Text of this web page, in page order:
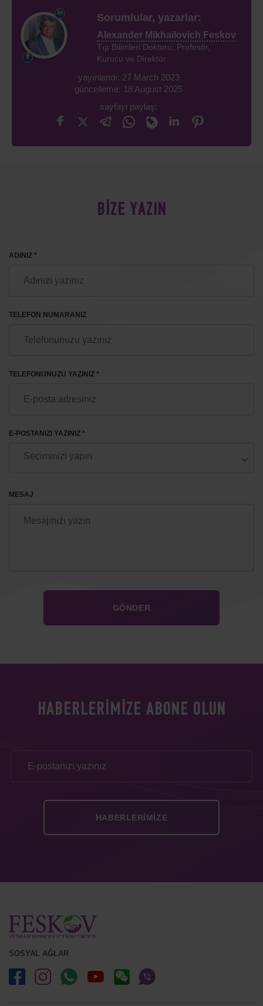
Sorumlular, yazarlar:
Alexander Mikhailovich Feskov
Tıp Bilimleri Doktoru, Profesör,
Kurucu ve Direktör
yayınlandı: 27 March 2023
güncelleme: 18 August 2025
sayfayi paylaş:
BİZE YAZIN
ADINIZ *
TELEFON NUMARANIZ
TELEFONUNUZU YAZINIZ *
E-POSTANIZI YAZINIZ *
MESAJ
HABERLERIMIZE ABONE OLUN
SOSYAL AĞLAR